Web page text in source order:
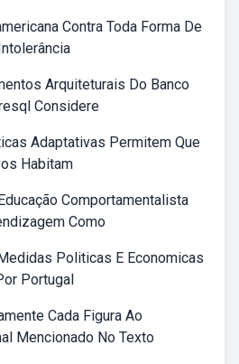
Contra Toda Forma De
Arquiteturais Do Banco
Considere
Adaptativas Permitem Que
Habitam
Comportamentalista
Como
Politicas E Economicas
Portugal
Cada Figura Ao
Mencionado No Texto